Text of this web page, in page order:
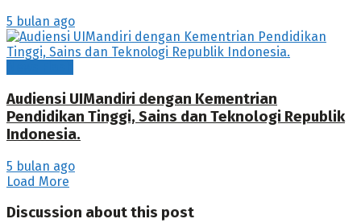
5 bulan ago
Audiensi UIMandiri dengan Kementrian
Pendidikan Tinggi, Sains dan Teknologi Republik
Indonesia.
5 bulan ago
Load More
Discussion about this post